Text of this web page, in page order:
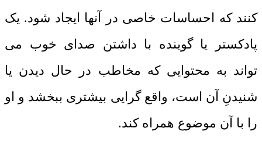
کنند که احساسات خاصی در آنها ایجاد شود. یک
پادکستر یا گوینده با داشتن صدای خوب می
تواند به محتوایی که مخاطب در حال دیدن یا
شنیدنِ آن است، واقع گرایی بیشتری ببخشد و او
را با آن موضوع همراه کند.